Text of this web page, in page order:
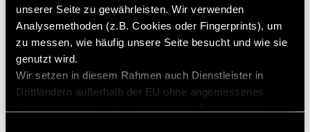
unserer Seite zu gewährleisten. Wir verwenden
Analysemethoden (z.B. Cookies oder Fingerprints), um
zu messen, wie häufig unsere Seite besucht und wie sie
genutzt wird.
Wir setzen in diesem Rahmen auch Dienstleister in
Drittländern außerhalb der EU ohne angemessenes